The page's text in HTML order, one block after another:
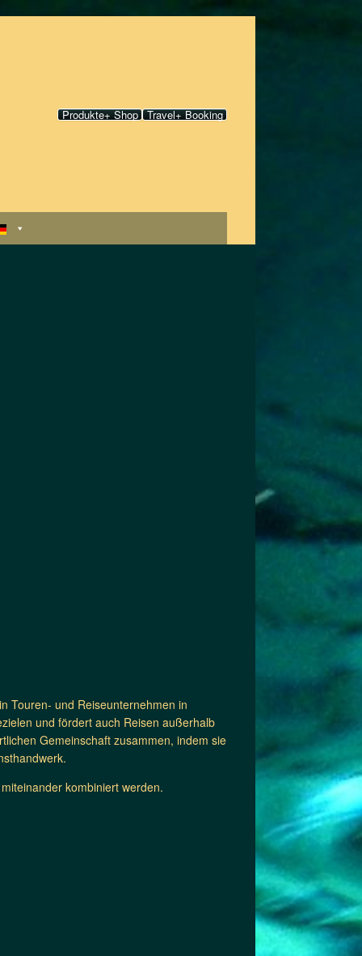
Produkte+ Shop Travel+ Booking
Touren- und Reiseunternehmen in
und fördert auch Reisen außerhalb
Gemeinschaft zusammen, indem sie
kombiniert werden.